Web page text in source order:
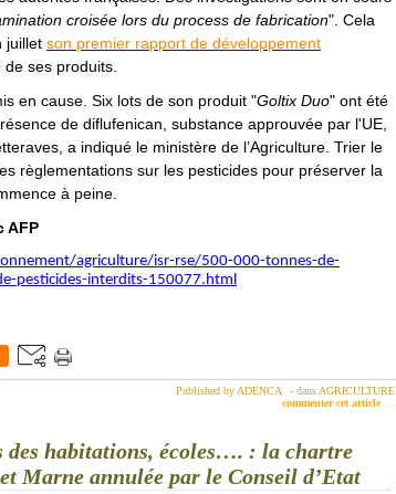
croisée lors du process de fabrication". Cela
juillet son premier rapport de développement
ses produits.
en cause. Six lots de son produit "Goltix Duo" ont été
de diflufenican, substance approuvée par l'UE,
a indiqué le ministère de l’Agriculture. Trier le
règlementations sur les pesticides pour préserver la
à peine.
AFP
agriculture/isr-rse/500-000-tonnes-de-
pesticides-interdits-150077.html
Published by ADENCA - dans AGRICULTURE
commenter cet article
des habitations, écoles…. : la chartre
Marne annulée par le Conseil d’Etat